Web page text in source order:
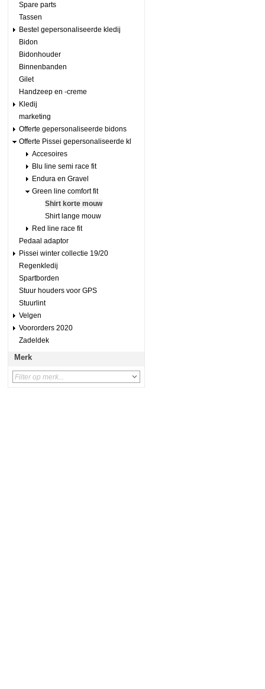
Spare parts
Tassen
Bestel gepersonaliseerde kledij
Bidon
Bidonhouder
Binnenbanden
Gilet
Handzeep en -creme
Kledij
marketing
Offerte gepersonaliseerde bidons
Offerte Pissei gepersonaliseerde kl
Accesoires
Blu line semi race fit
Endura en Gravel
Green line comfort fit
Shirt korte mouw
Shirt lange mouw
Red line race fit
Pedaal adaptor
Pissei winter collectie 19/20
Regenkledij
Spartborden
Stuur houders voor GPS
Stuurlint
Velgen
Voororders 2020
Zadeldek
Merk